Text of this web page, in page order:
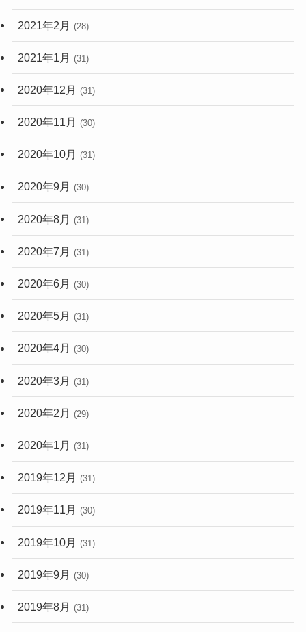
2021年2月 (28)
2021年1月 (31)
2020年12月 (31)
2020年11月 (30)
2020年10月 (31)
2020年9月 (30)
2020年8月 (31)
2020年7月 (31)
2020年6月 (30)
2020年5月 (31)
2020年4月 (30)
2020年3月 (31)
2020年2月 (29)
2020年1月 (31)
2019年12月 (31)
2019年11月 (30)
2019年10月 (31)
2019年9月 (30)
2019年8月 (31)